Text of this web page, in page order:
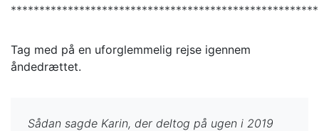
Tag med på en uforglemmelig rejse igennem
åndedrættet.
Sådan sagde Karin, der deltog på ugen i 2019